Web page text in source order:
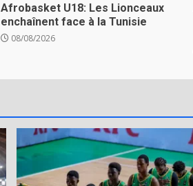
Afrobasket U18: Les Lionceaux
enchaînent face à la Tunisie
08/08/2026